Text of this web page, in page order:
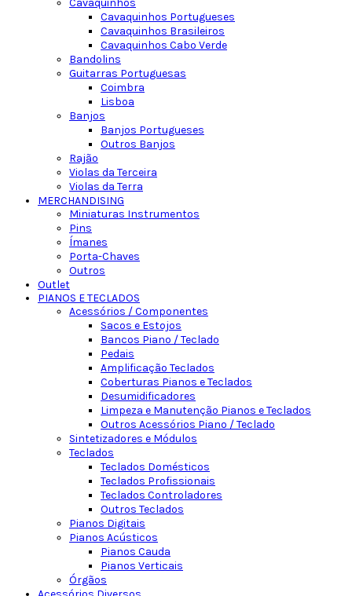
Cavaquinhos
Cavaquinhos Portugueses
Cavaquinhos Brasileiros
Cavaquinhos Cabo Verde
Bandolins
Guitarras Portuguesas
Coimbra
Lisboa
Banjos
Banjos Portugueses
Outros Banjos
Rajão
Violas da Terceira
Violas da Terra
MERCHANDISING
Miniaturas Instrumentos
Pins
Ímanes
Porta-Chaves
Outros
Outlet
PIANOS E TECLADOS
Acessórios / Componentes
Sacos e Estojos
Bancos Piano / Teclado
Pedais
Amplificação Teclados
Coberturas Pianos e Teclados
Desumidificadores
Limpeza e Manutenção Pianos e Teclados
Outros Acessórios Piano / Teclado
Sintetizadores e Módulos
Teclados
Teclados Domésticos
Teclados Profissionais
Teclados Controladores
Outros Teclados
Pianos Digitais
Pianos Acústicos
Pianos Cauda
Pianos Verticais
Órgãos